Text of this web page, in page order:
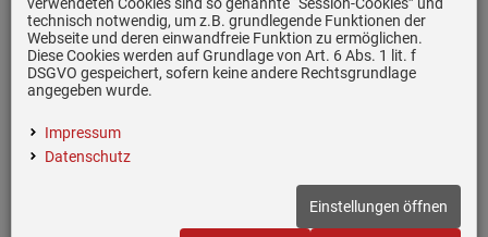
technisch notwendig, um z.B. grundlegende Funktionen der
Webseite und deren einwandfreie Funktion zu ermöglichen.
Diese Cookies werden auf Grundlage von Art. 6 Abs. 1 lit. f
DSGVO gespeichert, sofern keine andere Rechtsgrundlage
angegeben wurde.
Impressum
Datenschutz
Einstellungen öffnen